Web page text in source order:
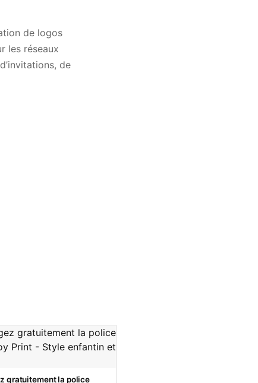
de logos
les réseaux
de
gratuitement la police